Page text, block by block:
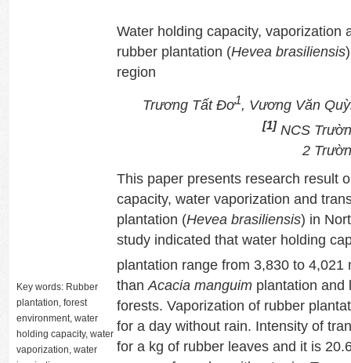
Key words: Rubber
plantation, forest
environment, water
holding capacity, water
vaporization, water
Water holding capacity, vaporization
rubber plantation (Hevea brasiliensis
region
Trương Tất Đơ1, Vương Văn
[1] NCS
2
This paper presents research result
capacity, water vaporization and
plantation (Hevea brasiliensis) in
study indicated that water holding
plantation range from 3,830 to 4,021
thanAcacia manguim plantation and
forests. Vaporization of rubber
for a day without rain. Intensity of
for a kg of rubber leaves and it is